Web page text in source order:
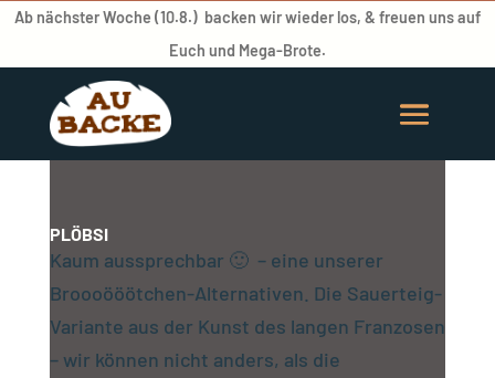
Ab nächster Woche (10.8.) backen wir wieder los, & freuen uns auf
Euch und Mega-Brote.
PLÖBSI
Kaum aussprechbar 🙂 – eine unserer
Broooööötchen-Alternativen. Die Sauerteig-
Variante aus der Kunst des langen Franzosen
– wir können nicht anders, als die